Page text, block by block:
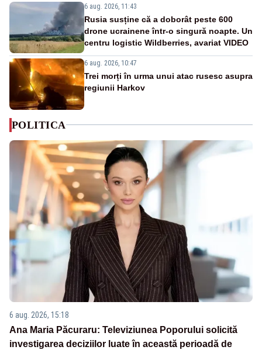
6 aug. 2026, 11:43
Rusia susține că a doborât peste 600
drone ucrainene într-o singură noapte. Un
centru logistic Wildberries, avariat VIDEO
6 aug. 2026, 10:47
Trei morți în urma unui atac rusesc asupra
regiunii Harkov
POLITICA
6 aug. 2026, 15:18
Ana Maria Păcuraru: Televiziunea Poporului solicită
investigarea deciziilor luate în această perioadă de